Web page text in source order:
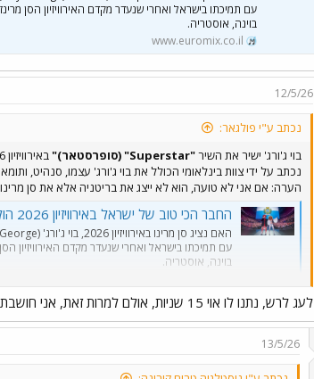
עם תמיכתו בישראל ואחרי שנעדר מקדם האירוויזיון הסן
בוינה, אוסטריה.
www.euromix.co.il
12/5/26
נכתב ע"י פולגאר:
בוי ג'ורג' ישיר את השיר"Superstar" (סופרסטאר)"
נכתב על ידי צוות בינלאומי הכולל את בוי ג'ורג' עצמו, סנהיט,
הערה: אם אני לא טועה, הוא לא ייצג את בריטניה אלא את סן
החבר הכי טוב של ישראל באירוויזיון 2026 הולך להפתיע את כולם
עם תמיכתו בישראל ואחרי שנעדר מקדם האירוויזיון
בוינה, אוסטריה.
לעג לרש, נתנו לו אוי 15 שניות, אולם למרות זאת, אני חושבת שהם יעלו לגמר.
13/5/26